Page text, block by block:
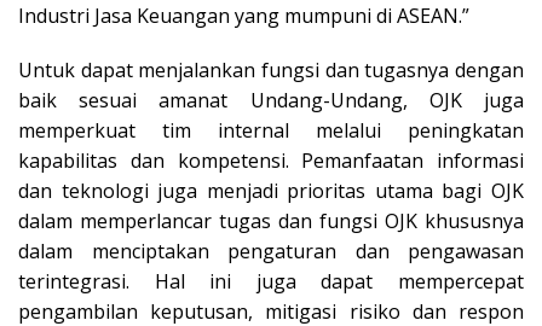
Industri Jasa Keuangan yang mumpuni di ASEAN.”
Untuk dapat menjalankan fungsi dan tugasnya dengan
baik sesuai amanat Undang-Undang, OJK juga
memperkuat tim internal melalui peningkatan
kapabilitas dan kompetensi. Pemanfaatan informasi
dan teknologi juga menjadi prioritas utama bagi OJK
dalam memperlancar tugas dan fungsi OJK khususnya
dalam menciptakan pengaturan dan pengawasan
terintegrasi. Hal ini juga dapat mempercepat
pengambilan keputusan, mitigasi risiko dan respon